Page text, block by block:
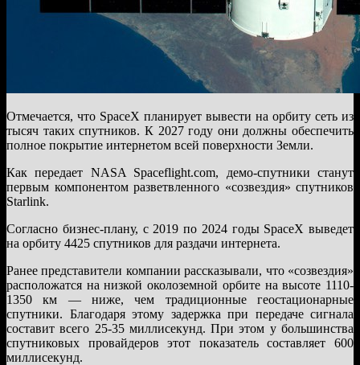
Отмечается, что SpaceX планирует вывести на орбиту сеть из
тысяч таких спутников. К 2027 году они должны обеспечить
полное покрытие интернетом всей поверхности Земли.
Как передает NASA Spaceflight.com, демо-спутники станут
первым компонентом разветвленного «созвездия» спутников
Starlink.
Согласно бизнес-плану, с 2019 по 2024 годы SpaceX выведет
на орбиту 4425 спутников для раздачи интернета.
Ранее представители компании рассказывали, что «созвездия»
расположатся на низкой околоземной орбите на высоте 1110-
1350 км — ниже, чем традиционные геостационарные
спутники. Благодаря этому задержка при передаче сигнала
составит всего 25-35 миллисекунд. При этом у большинства
спутниковых провайдеров этот показатель составляет 600
миллисекунд.